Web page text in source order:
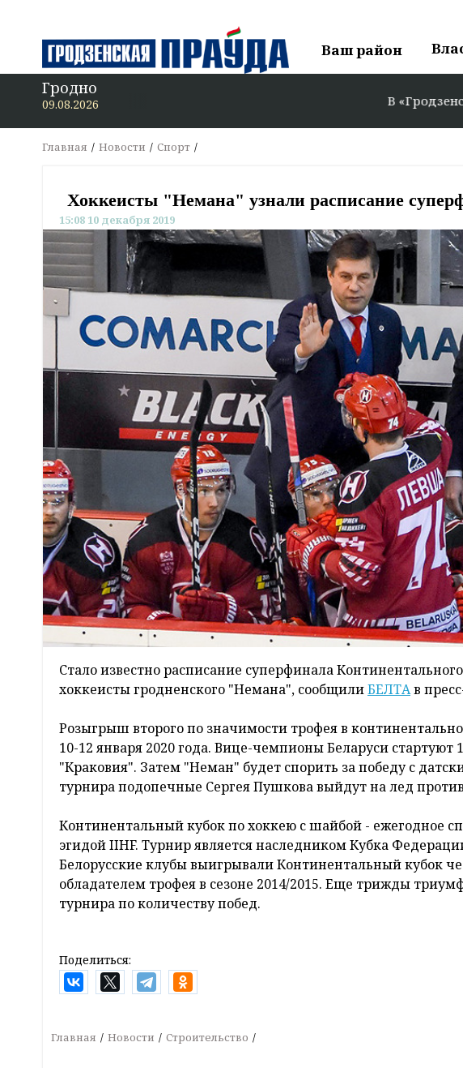
Ваш район
Гродно
09.08.2026 В «Гродзенскую
Главная Новости Спорт
Хоккеисты "Немана" узнали расписание
15:08 10 декабря 2019
Стало известно расписание суперфинала
хоккеисты гродненского "Немана", сообщилиБЕЛТАв
Розыгрыш второго по значимости трофея в
10-12 января 2020 года. Вице-чемпионы Беларуси стартуют
"Краковия". Затем "Неман" будет спорить за победу с
турнира подопечные Сергея Пушкова выйдут на лед
Континентальный кубок по хоккею с шайбой - ежегодное
эгидой IIHF. Турнир является наследником Кубка
Белорусские клубы выигрывали Континентальный кубок
обладателем трофея в сезоне 2014/2015. Еще трижды
турнира по количеству побед.
Поделиться:
Главная Новости Строительство